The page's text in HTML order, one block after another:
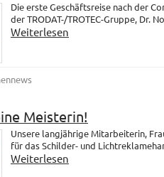
Die erste Geschäftsreise nach der
der TRODAT-/TROTEC-Gruppe, Dr.
Weiterlesen
Meisterin!
Unsere langjährige Mitarbeiterin,
für das Schilder- und
Weiterlesen